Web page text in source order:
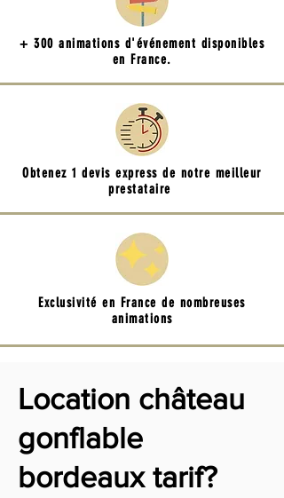
+ 300 animations d'événement disponibles
en France.
Obtenez 1 devis express de notre meilleur
prestataire
Exclusivité en France de nombreuses
animations
Location château
gonflable
bordeaux tarif?